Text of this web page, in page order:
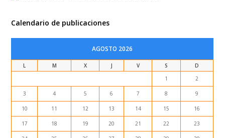
Calendario de publicaciones
AGOSTO 2026
L M X J V S
D
1
2
3 4 5 6 7 8 9
10 11 12 13 14 15 16
17 18 19 20 21 22 23